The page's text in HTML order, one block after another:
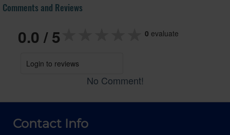
Comments and Reviews
0.0 / 5 0 evaluate
Login to reviews
No Comment!
Contact Info